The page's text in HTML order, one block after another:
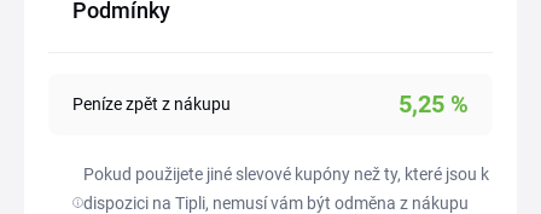
Podmínky
Peníze zpět z nákupu 5,25 %
Pokud použijete jiné slevové kupóny než ty, které jsou k
dispozici na Tipli, nemusí vám být odměna z nákupu